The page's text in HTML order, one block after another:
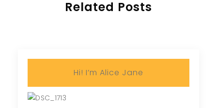
Related Posts
Hi! I’m Alice Jane